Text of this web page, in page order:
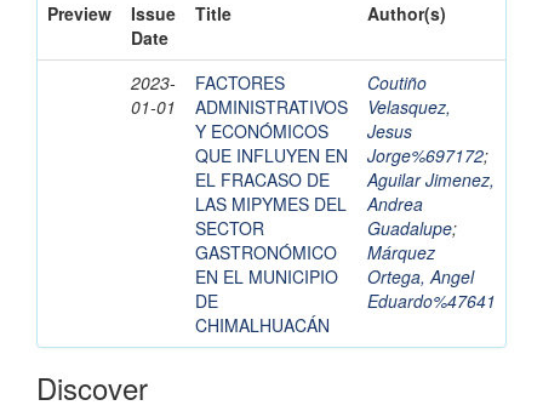
Preview
Issue
Date
Title Author(s)
2023-
01-01
FACTORES
ADMINISTRATIVOS
Y ECONÓMICOS
QUE INFLUYEN EN
EL FRACASO DE
LAS MIPYMES DEL
SECTOR
GASTRONÓMICO
EN EL MUNICIPIO
DE
CHIMALHUACÁN
Coutiño
Velasquez,
Jesus
Jorge%697172;
Aguilar Jimenez,
Andrea
Guadalupe;
Márquez
Ortega, Angel
Eduardo%47641
Discover